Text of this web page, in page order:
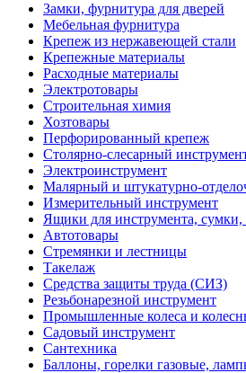
Замки, фурнитура для дверей
Мебельная фурнитура
Крепеж из нержавеющей стали
Крепежные материалы
Расходные материалы
Электротовары
Строительная химия
Хозтовары
Перфорированный крепеж
Столярно-слесарный
Электроинструмент
Малярный и штукатурно-
Измерительный инструмент
Ящики для инструмента, сумки,
Автотовары
Стремянки и лестницы
Такелаж
Средства защиты труда (СИЗ)
Резьбонарезной инструмент
Промышленные колеса и
Садовый инструмент
Сантехника
Баллоны, горелки газовые,